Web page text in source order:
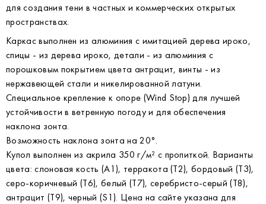
для создания тени в частных и коммерческих открытых
пространствах.
Каркас выполнен из алюминия с имитацией дерева ироко,
спицы - из дерева ироко, детали - из алюминия с
порошковым покрытием цвета антрацит, винты - из
нержавеющей стали и никелированной латуни.
Специальное крепление к опоре (Wind Stop) для лучшей
устойчивости в ветренную погоду и для обеспечения
наклона зонта.
Возможность наклона зонта на 20°.
Купол выполнен из акрила 350 г/м² с пропиткой. Варианты
цвета: слоновая кость (A1), терракота (T2), бордовый (T3),
серо-коричневый (T6), белый (T7), серебристо-серый (T8),
антрацит (T9), черный (S1). Цена на сайте указана для